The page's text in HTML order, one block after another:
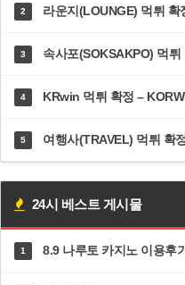
2
3
4
5
24시 베스트 게시물
1 8.9 나루토 카지노 이용후기